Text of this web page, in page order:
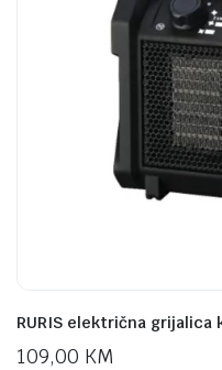
RURIS električna grijalica
109,00 KM